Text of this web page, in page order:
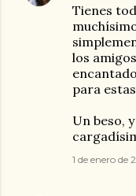
Tienes
los
para
Un beso,
1 de enero de